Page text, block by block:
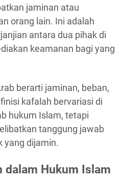
jaminan atau
orang lain. Ini adalah
antara dua pihak di
keamanan bagi yang
berarti jaminan, beban,
kafalah bervariasi di
hukum Islam, tetapi
tanggung jawab
yang dijamin.
dalam Hukum Islam